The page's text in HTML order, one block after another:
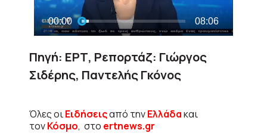
Πηγή: ΕΡΤ, Ρεπορτάζ: Γιώργος
Σιδέρης, Παντελής Γκόνος
Όλες οιΕιδήσειςαπό τηνΕλλάδακαι
τονΚόσμο, στο ertnews.gr